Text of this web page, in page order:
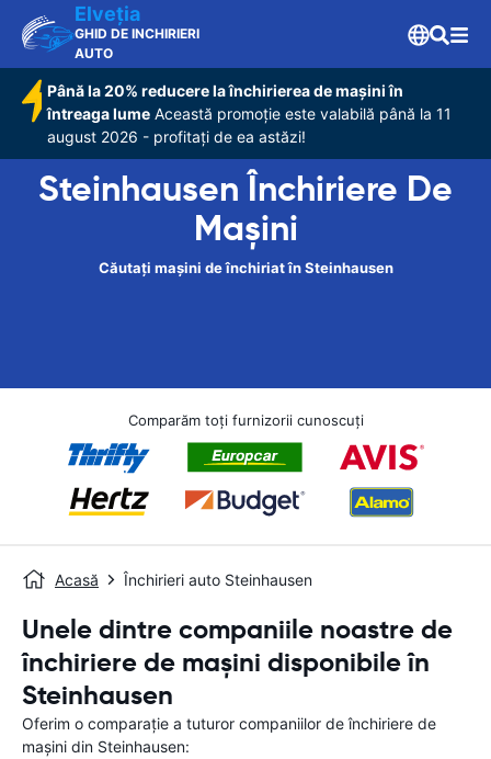
Elveţia
GHID DE INCHIRIERI
AUTO
Până la 20% reducere la închirierea de mașini în
întreaga lume Această promoție este valabilă până la 11
august 2026 - profitați de ea astăzi!
Steinhausen Închiriere De
Maşini
Căutați mașini de închiriat în Steinhausen
Comparăm toți furnizorii cunoscuți
Acasă Închirieri auto Steinhausen
Unele dintre companiile noastre de
închiriere de mașini disponibile în
Steinhausen
Oferim o comparație a tuturor companiilor de închiriere de
mașini din Steinhausen: